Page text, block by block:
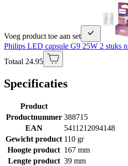
Voeg product toe aan set
Philips LED capsule G9 25W 2 stuks
Totaal 24.95
Specificaties
Product
Productnummer 388715
EAN
5411212094148
Gewicht product 110 gr
Hoogte product 167 mm
Lengte product 39 mm